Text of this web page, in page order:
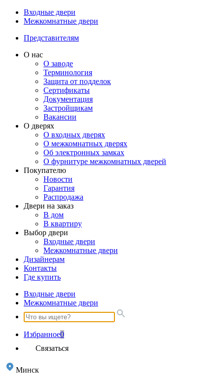
Входные двери
Межкомнатные двери
Представителям
О нас
О заводе
Терминология
Защита от подделок
Сертификаты
Документация
Застройщикам
Вакансии
О дверях
О входных дверях
О межкомнатных дверях
Об электронных замках
О фурнитуре межкомнатных дверей
Покупателю
Новости
Гарантия
Распродажа
Двери на заказ
В дом
В квартиру
Выбор двери
Входные двери
Межкомнатные двери
Дизайнерам
Контакты
Где купить
Входные двери
Межкомнатные двери
Избранное0
Связаться
Минск